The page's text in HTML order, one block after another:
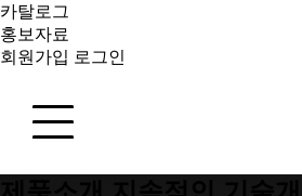
카탈로그
홍보자료
회원가입 로그인